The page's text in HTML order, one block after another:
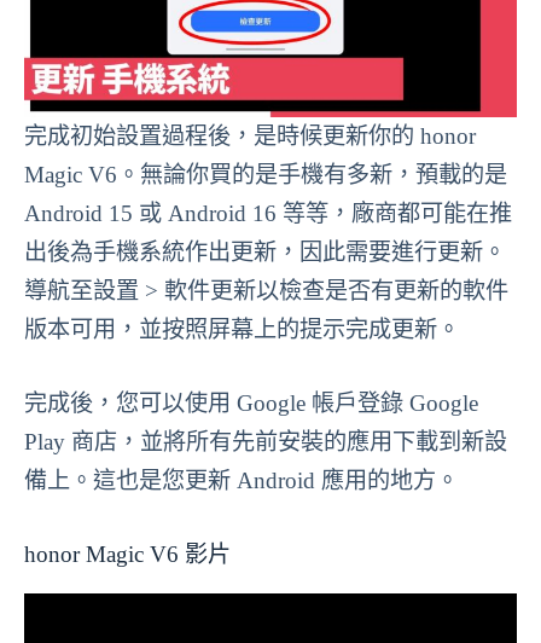
完成初始設置過程後，是時候更新你的 honor
Magic V6。無論你買的是手機有多新，預載的是
Android 15 或 Android 16 等等，廠商都可能在推
出後為手機系統作出更新，因此需要進行更新。
導航至設置 > 軟件更新以檢查是否有更新的軟件
版本可用，並按照屏幕上的提示完成更新。
完成後，您可以使用 Google 帳戶登錄 Google
Play 商店，並將所有先前安裝的應用下載到新設
備上。這也是您更新 Android 應用的地方。
honor Magic V6 影片